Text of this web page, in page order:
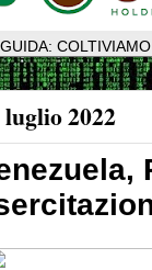
luglio 2022